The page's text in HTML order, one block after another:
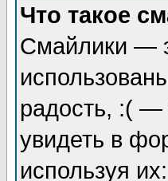
Что такое
Смайлики —
радость, :( —
увидеть в
используя